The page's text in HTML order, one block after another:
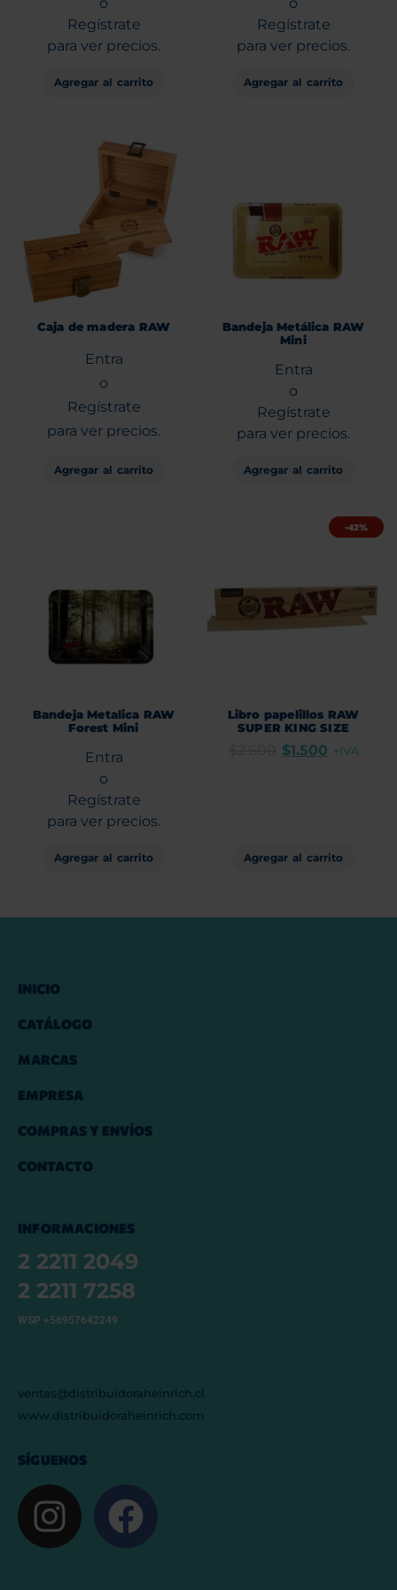
Regístrate
para ver precios.
Agregar al carrito
Regístrate
para ver precios.
Agregar al carrito
Caja de madera RAW
Entra
o
Regístrate
para ver precios.
Agregar al carrito
Bandeja Metálica RAW
Mini
Entra
o
Regístrate
para ver precios.
Agregar al carrito
Bandeja Metalica RAW
Forest Mini
Entra
o
Regístrate
para ver precios.
Agregar al carrito
-42%
Libro papelillos RAW
SUPER KING SIZE
$1.500 +IVA
Agregar al carrito
INICIO
CATÁLOGO
MARCAS
EMPRESA
COMPRAS Y ENVÍOS
CONTACTO
INFORMACIONES
2 2211 2049
2 2211 7258
WSP +56957642249
ventas@distribuidoraheinrich.cl
www.distribuidoraheinrich.com
SÍGUENOS